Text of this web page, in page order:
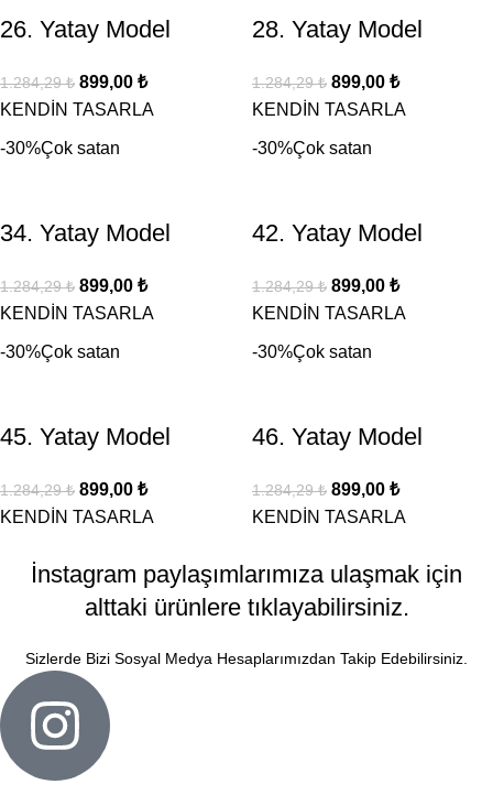
26. Yatay Model
1.284,29₺ 899,00 ₺
KENDİN TASARLA
28. Yatay Model
1.284,29₺ 899,00 ₺
KENDİN TASARLA
-30%Çok satan
34. Yatay Model
1.284,29₺ 899,00 ₺
KENDİN TASARLA
-30%Çok satan
42. Yatay Model
1.284,29₺ 899,00 ₺
KENDİN TASARLA
-30%Çok satan
45. Yatay Model
1.284,29₺ 899,00 ₺
KENDİN TASARLA
-30%Çok satan
46. Yatay Model
1.284,29₺ 899,00 ₺
KENDİN TASARLA
İnstagram paylaşımlarımıza ulaşmak için
alttaki ürünlere tıklayabilirsiniz.
Sizlerde Bizi Sosyal Medya Hesaplarımızdan Takip Edebilirsiniz.